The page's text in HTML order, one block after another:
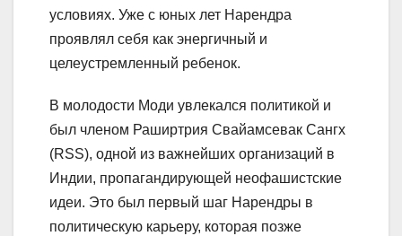
условиях. Уже с юных лет Нарендра
проявлял себя как энергичный и
целеустремленный ребенок.
В молодости Моди увлекался политикой и
был членом Раширтрия Свайамсевак Сангх
(RSS), одной из важнейших организаций в
Индии, пропагандирующей неофашистские
идеи. Это был первый шаг Нарендры в
политическую карьеру, которая позже